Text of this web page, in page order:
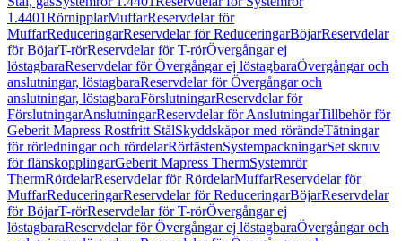
1.4401RörnipplarMuffarReservdelar för
MuffarReduceringarReservdelar för ReduceringarBöjarReservdelar
för BöjarT-rörReservdelar för T-rörÖvergångar ej
löstagbaraReservdelar för Övergångar ej löstagbaraÖvergångar och
anslutningar, löstagbaraReservdelar för Övergångar och
anslutningar, löstagbaraFörslutningarReservdelar för
FörslutningarAnslutningarReservdelar för AnslutningarTillbehör för
Geberit Mapress Rostfritt StålSkyddskåpor med rörändeTätningar
för rörledningar och rördelarRörfästenSystempackningarSet skruv
för flänskopplingarGeberit Mapress ThermSystemrör
ThermRördelarReservdelar för RördelarMuffarReservdelar för
MuffarReduceringarReservdelar för ReduceringarBöjarReservdelar
för BöjarT-rörReservdelar för T-rörÖvergångar ej
löstagbaraReservdelar för Övergångar ej löstagbaraÖvergångar och